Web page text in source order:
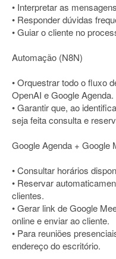
• Interpretar as
• Responder dúvidas
• Guiar o cliente no
Automação (N8N)
• Orquestrar todo o fluxo
OpenAI e Google Agenda.
• Garantir que, ao
seja feita consulta e
Google Agenda + Google
• Consultar horários
• Reservar
clientes.
• Gerar link de Google
online e enviar ao cliente.
• Para reuniões
endereço do escritório.